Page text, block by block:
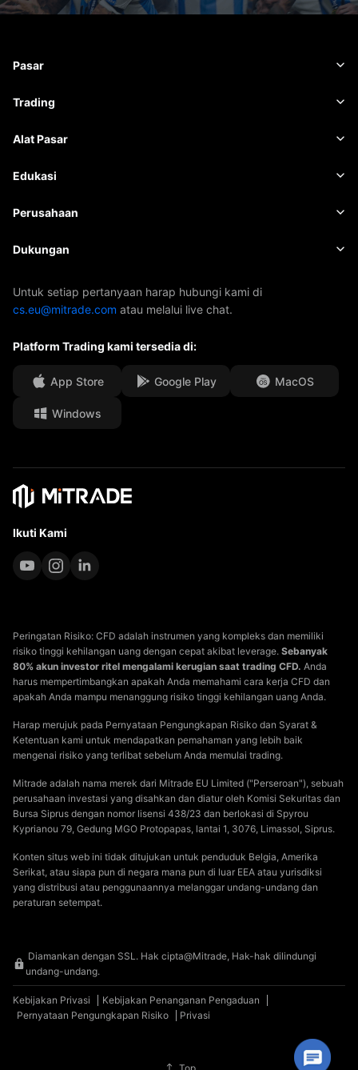
Pasar
Forex
Komoditas
Trading
Platform Perdagangan
Manajemen Risiko
Alat Pasar
Kalender Ekonomi
Berita
Edukasi
Basis
EBook
Perusahaan
Tentang Mitrade
Penghargaan Kami
Pusat Media
kesempatan Kerja
Dokumen Hukum
Dukungan
Pusat Bantuan
FAQ
Untuk setiap pertanyaan harap hubungi kami di
cs.eu@mitrade.com atau melalui live chat.
Platform Trading kami tersedia di:
App Store Google Play MacOS
Windows
Ikuti Kami
Peringatan Risiko: CFD adalah instrumen yang kompleks dan memiliki
risiko tinggi kehilangan uang dengan cepat akibat leverage. Sebanyak
80% akun investor ritel mengalami kerugian saat trading CFD. Anda
harus mempertimbangkan apakah Anda memahami cara kerja CFD dan
apakah Anda mampu menanggung risiko tinggi kehilangan uang Anda.
Harap merujuk pada Pernyataan Pengungkapan Risiko dan Syarat &
Ketentuan kami untuk mendapatkan pemahaman yang lebih baik
mengenai risiko yang terlibat sebelum Anda memulai trading.
Mitrade adalah nama merek dari Mitrade EU Limited ("Perseroan"), sebuah
perusahaan investasi yang disahkan dan diatur oleh Komisi Sekuritas dan
Bursa Siprus dengan nomor lisensi 438/23 dan berlokasi di Spyrou
Kyprianou 79, Gedung MGO Protopapas, lantai 1, 3076, Limassol, Siprus.
Konten situs web ini tidak ditujukan untuk penduduk Belgia, Amerika
Serikat, atau siapa pun di negara mana pun di luar EEA atau yurisdiksi
yang distribusi atau penggunaannya melanggar undang-undang dan
peraturan setempat.
Diamankan dengan SSL. Hak cipta@Mitrade, Hak-hak dilindungi
undang-undang.
Kebijakan Privasi
Kebijakan Penanganan Pengaduan
Pernyataan Pengungkapan Risiko
Privasi